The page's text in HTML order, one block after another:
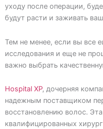
уходу после операции,
будут расти и заживать
Тем не менее, если вы все
исследования и еще не
важно выбрать
Hospital XP, дочерняя
надежным поставщиком
восстановлению волос.
квалифицированных